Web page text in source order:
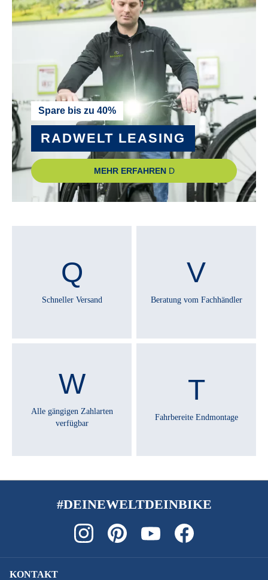
Mittelbauständer, zulässiges Gesamtgewicht 135 kg
STEUERSATZ :
FSA B-52S 1-1/8"
VORBAU :
Quill
Technische Ausstattungsänderungen und Irrtümer
vorbehalten.
Spare bis zu 40%
RADWELT LEASING
MEHR ERFAHREN
Schneller Versand Beratung vom Fachhändler
Alle gängigen Zahlarten
verfügbar
Fahrbereite Endmontage
#DEINEWELTDEINBIKE
KONTAKT